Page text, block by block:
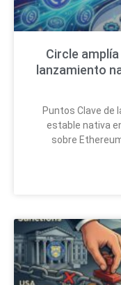
Circle amplía
lanzamiento
Puntos Clave de
estable nativa
sobre